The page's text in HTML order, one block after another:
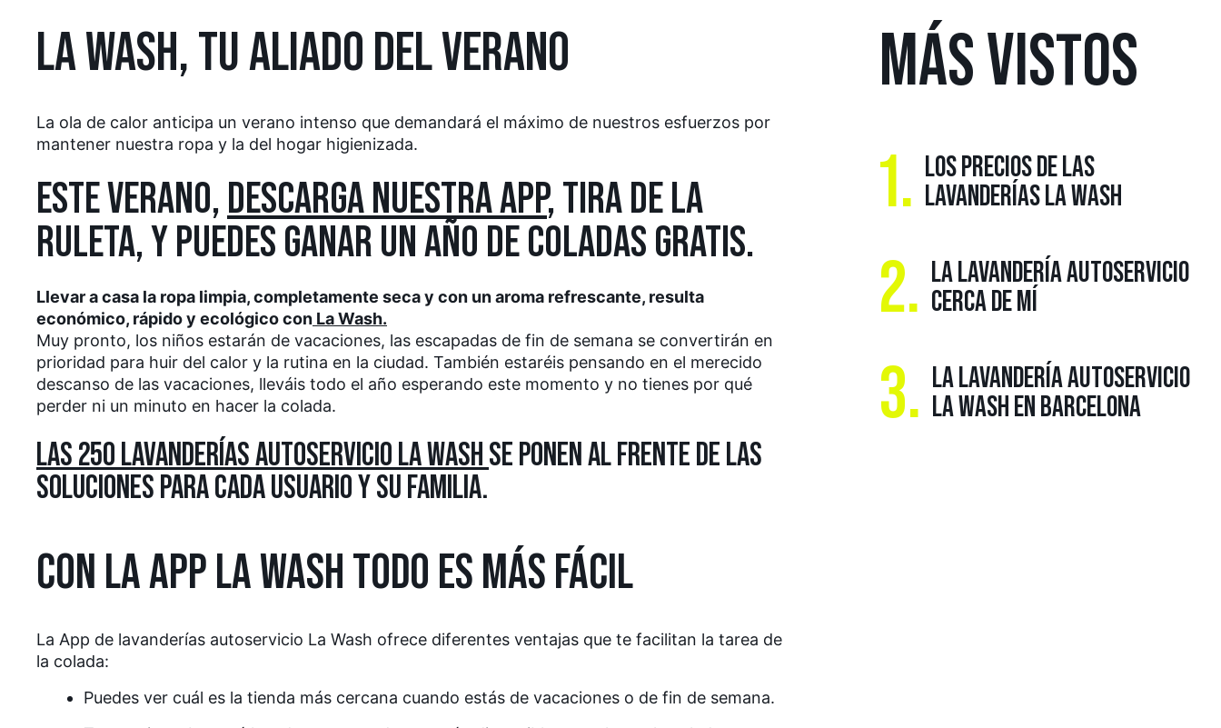
LA WASH, TU ALIADO DEL VERANO
La ola de calor anticipa un verano intenso que demandará el máximo de nuestros esfuerzos por
mantener nuestra ropa y la del hogar higienizada.
ESTE VERANO, DESCARGA NUESTRA APP, TIRA DE LA
RULETA, Y PUEDES GANAR UN AÑO DE COLADAS GRATIS.
Llevar a casa la ropa limpia, completamente seca y con un aroma refrescante, resulta
económico, rápido y ecológico con La Wash.
Muy pronto, los niños estarán de vacaciones, las escapadas de fin de semana se convertirán en
prioridad para huir del calor y la rutina en la ciudad. También estaréis pensando en el merecido
descanso de las vacaciones, lleváis todo el año esperando este momento y no tienes por qué
perder ni un minuto en hacer la colada.
LAS 250 LAVANDERÍAS AUTOSERVICIO LA WASH SE PONEN AL FRENTE DE LAS
SOLUCIONES PARA CADA USUARIO Y SU FAMILIA.
CON LA APP LA WASH TODO ES MÁS FÁCIL
La App de lavanderías autoservicio La Wash ofrece diferentes ventajas que te facilitan la tarea de
la colada:
Puedes ver cuál es la tienda más cercana cuando estás de vacaciones o de fin de semana.
MÁS VISTOS
1. LOS PRECIOS DE LAS
LAVANDERÍAS LA WASH
2. LA LAVANDERÍA AUTOSERVICIO
CERCA DE MÍ
3. LA LAVANDERÍA AUTOSERVICIO
LA WASH EN BARCELONA